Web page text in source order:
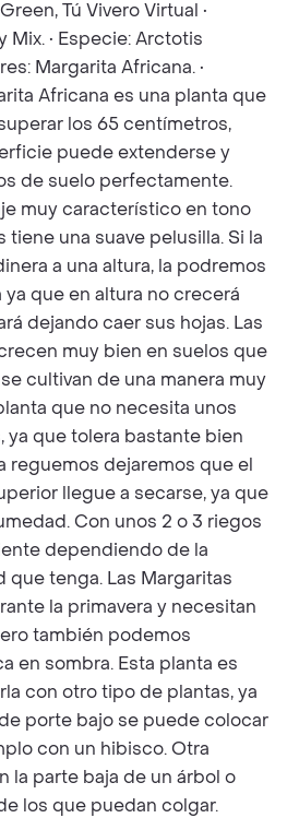
Tú Vivero Virtual •
Mix. • Especie: Arctotis
Margarita Africana. •
Africana es una planta que
los 65 centímetros,
puede extenderse y
de suelo perfectamente.
muy característico en tono
tiene una suave pelusilla. Si la
a una altura, la podremos
que en altura no crecerá
dejando caer sus hojas. Las
muy bien en suelos que
cultivan de una manera muy
que no necesita unos
ya que tolera bastante bien
reguemos dejaremos que el
llegue a secarse, ya que
Con unos 2 o 3 riegos
dependiendo de la
tenga. Las Margaritas
la primavera y necesitan
también podemos
en sombra. Esta planta es
con otro tipo de plantas, ya
porte bajo se puede colocar
con un hibisco. Otra
la parte baja de un árbol o
los que puedan colgar.